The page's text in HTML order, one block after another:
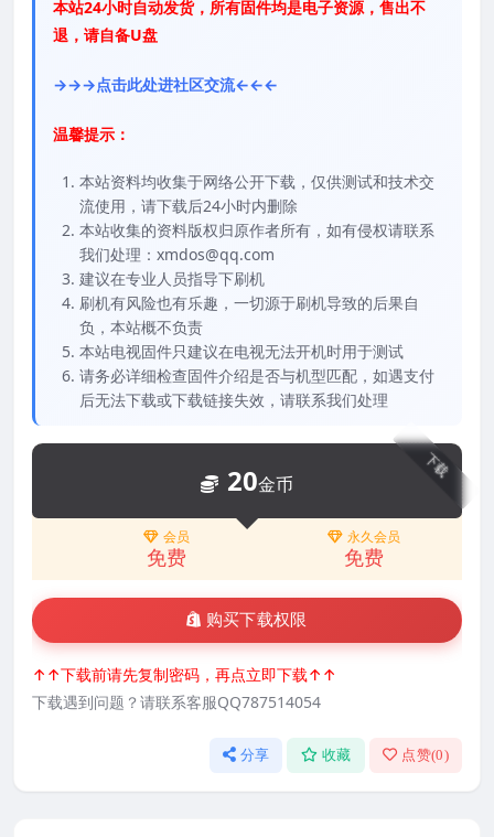
本站24小时自动发货，所有固件均是电子资源，售出不
退，请自备U盘
→→→点击此处进社区交流←←←
温馨提示：
本站资料均收集于网络公开下载，仅供测试和技术交
流使用，请下载后24小时内删除
本站收集的资料版权归原作者所有，如有侵权请联系
我们处理：xmdos@qq.com
建议在专业人员指导下刷机
刷机有风险也有乐趣，一切源于刷机导致的后果自
负，本站概不负责
本站电视固件只建议在电视无法开机时用于测试
请务必详细检查固件介绍是否与机型匹配，如遇支付
后无法下载或下载链接失效，请联系我们处理
下载
20金币
会员
免费
永久会员
免费
购买下载权限
↑↑下载前请先复制密码，再点立即下载↑↑
下载遇到问题？请联系客服QQ787514054
分享 收藏 点赞(0)